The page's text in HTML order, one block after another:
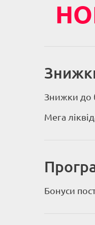
Знижки до
Мега
Бонуси